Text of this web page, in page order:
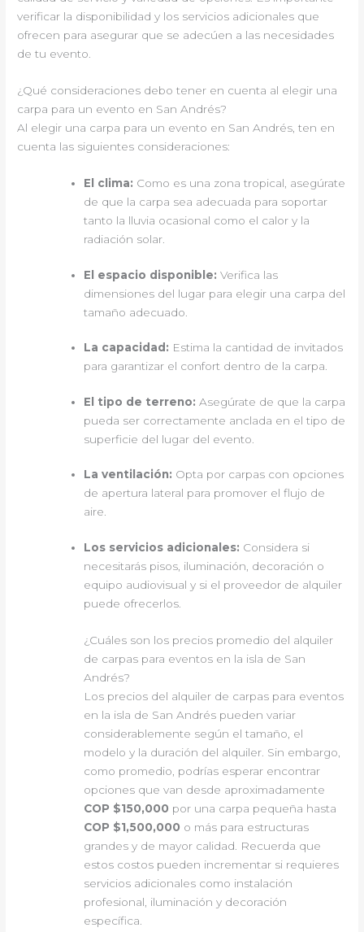
verificar la disponibilidad y los servicios adicionales que
ofrecen para asegurar que se adecúen a las necesidades
de tu evento.
¿Qué consideraciones debo tener en cuenta al elegir una
carpa para un evento en San Andrés?
Al elegir una carpa para un evento en San Andrés, ten en
cuenta las siguientes consideraciones:
El clima: Como es una zona tropical, asegúrate
de que la carpa sea adecuada para soportar
tanto la lluvia ocasional como el calor y la
radiación solar.
El espacio disponible: Verifica las
dimensiones del lugar para elegir una carpa del
tamaño adecuado.
La capacidad: Estima la cantidad de invitados
para garantizar el confort dentro de la carpa.
El tipo de terreno: Asegúrate de que la carpa
pueda ser correctamente anclada en el tipo de
superficie del lugar del evento.
La ventilación: Opta por carpas con opciones
de apertura lateral para promover el flujo de
aire.
Los servicios adicionales: Considera si
necesitarás pisos, iluminación, decoración o
equipo audiovisual y si el proveedor de alquiler
puede ofrecerlos.
¿Cuáles son los precios promedio del alquiler
de carpas para eventos en la isla de San
Andrés?
Los precios del alquiler de carpas para eventos
en la isla de San Andrés pueden variar
considerablemente según el tamaño, el
modelo y la duración del alquiler. Sin embargo,
como promedio, podrías esperar encontrar
opciones que van desde aproximadamente
COP $150,000 por una carpa pequeña hasta
COP $1,500,000 o más para estructuras
grandes y de mayor calidad. Recuerda que
estos costos pueden incrementar si requieres
servicios adicionales como instalación
profesional, iluminación y decoración
específica.